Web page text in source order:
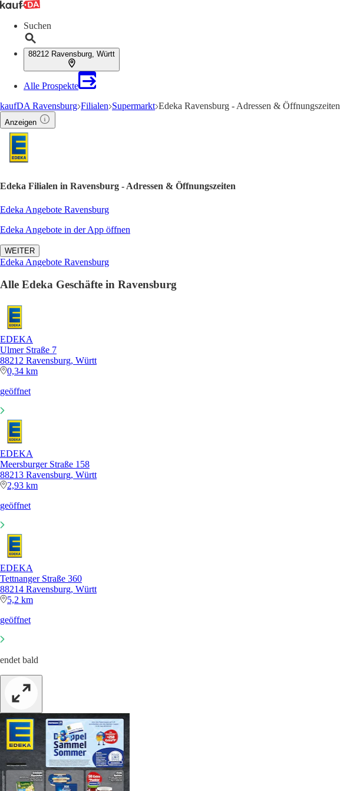
Suchen
88212 Ravensburg, Württ
Alle Prospekte
kaufDA Ravensburg Filialen Supermarkt Edeka Ravensburg - Adressen & Öffnungszeiten
Anzeigen
Edeka Filialen in Ravensburg - Adressen & Öffnungszeiten
Edeka Angebote Ravensburg
Edeka Angebote in der App öffnen
WEITER
Edeka Angebote Ravensburg
Alle Edeka Geschäfte in Ravensburg
EDEKA
Ulmer Straße 7
88212 Ravensburg, Württ
0,34 km
geöffnet
EDEKA
Meersburger Straße 158
88213 Ravensburg, Württ
2,93 km
geöffnet
EDEKA
Tettnanger Straße 360
88214 Ravensburg, Württ
5,2 km
geöffnet
endet bald